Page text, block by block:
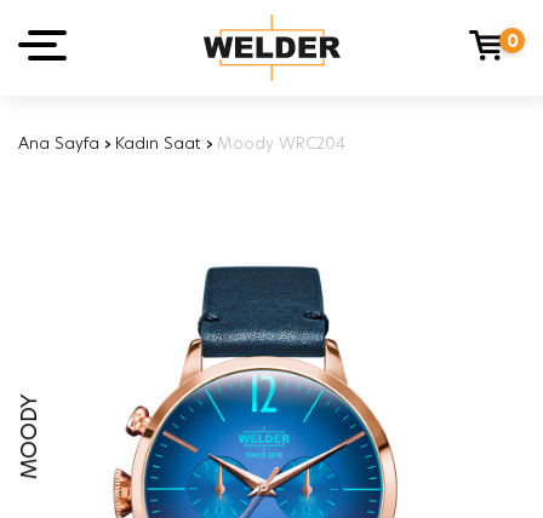
0
Ana Sayfa › Kadın Saat › Moody WRC204
MOODY